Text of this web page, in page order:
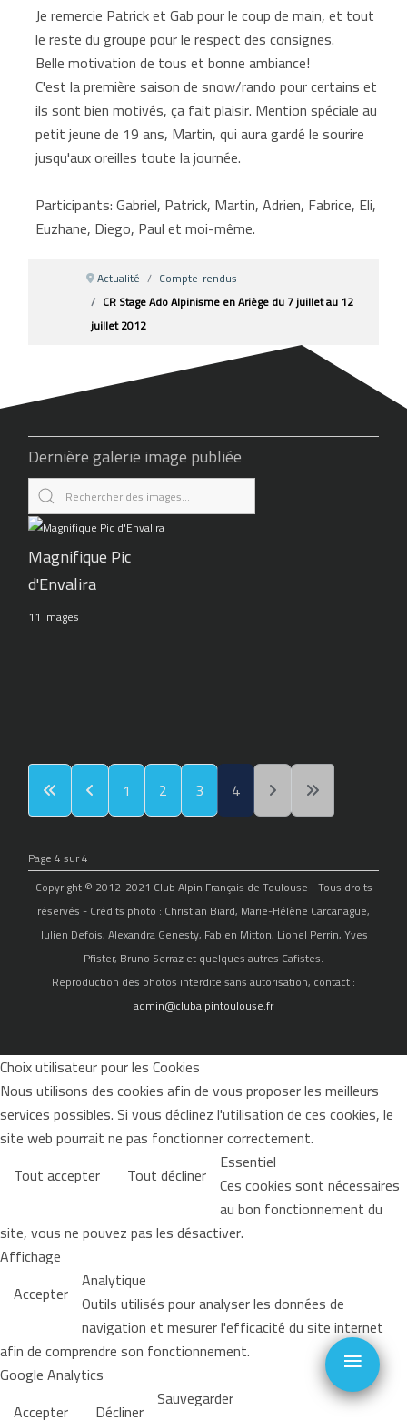
Je remercie Patrick et Gab pour le coup de main, et tout
le reste du groupe pour le respect des consignes.
Belle motivation de tous et bonne ambiance!
C'est la première saison de snow/rando pour certains et
ils sont bien motivés, ça fait plaisir. Mention spéciale au
petit jeune de 19 ans, Martin, qui aura gardé le sourire
jusqu'aux oreilles toute la journée.
Participants: Gabriel, Patrick, Martin, Adrien, Fabrice, Eli,
Euzhane, Diego, Paul et moi-même.
Actualité
Compte-rendus
CR Stage Ado Alpinisme en Ariège du 7 juillet au 12
juillet 2012
Dernière galerie image publiée
Magnifique Pic
d'Envalira
11 Images
1 2 3 4
Page 4 sur 4
Copyright © 2012-2021 Club Alpin Français de Toulouse - Tous droits
réservés - Crédits photo : Christian Biard, Marie-Hélène Carcanague,
Julien Defois, Alexandra Genesty, Fabien Mitton, Lionel Perrin, Yves
Pfister, Bruno Serraz et quelques autres Cafistes.
Reproduction des photos interdite sans autorisation, contact :
admin@clubalpintoulouse.fr
Choix utilisateur pour les Cookies
Nous utilisons des cookies afin de vous proposer les meilleurs
services possibles. Si vous déclinez l'utilisation de ces cookies, le
site web pourrait ne pas fonctionner correctement.
Tout accepter
Tout décliner Essentiel
Ces cookies sont nécessaires
au bon fonctionnement du
site, vous ne pouvez pas les désactiver.
Affichage
Accepter Analytique
Outils utilisés pour analyser les données de
navigation et mesurer l'efficacité du site internet
afin de comprendre son fonctionnement.
Google Analytics
Accepter
Décliner Sauvegarder
≡